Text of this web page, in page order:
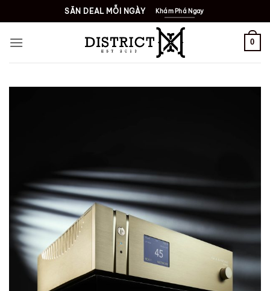
qua
nội
SĂN DEAL MỖI NGÀY Khám Phá Ngay
0